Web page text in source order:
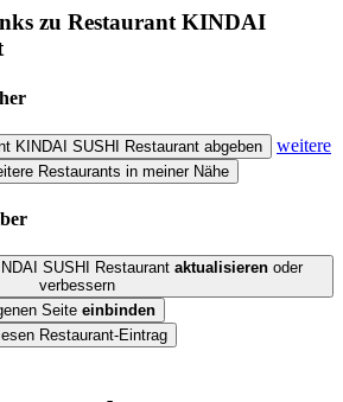
zu RestaurantKINDAI
KINDAI SUSHI Restaurant abgeben
weitere
Restaurants in meiner Nähe
SUSHI Restaurant aktualisierenoder
verbessern
Seite einbinden
Restaurant-Eintrag